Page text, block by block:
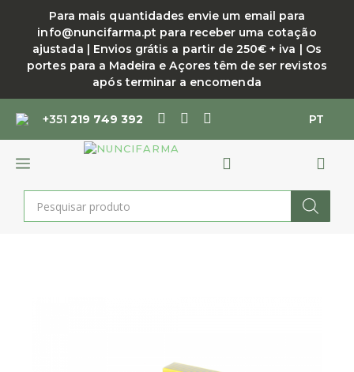
conteúdo
Para mais quantidades envie um email para
info@nuncifarma.pt para receber uma cotação
ajustada | Envios grátis a partir de 250€ + iva | Os
portes para a Madeira e Açores têm de ser revistos
após terminar a encomenda
+351219 749 392 PT
MENU
Products
search